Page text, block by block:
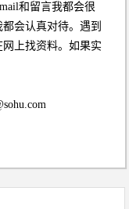
和留言我都会很
会认真对待。遇到
上找资料。如果实